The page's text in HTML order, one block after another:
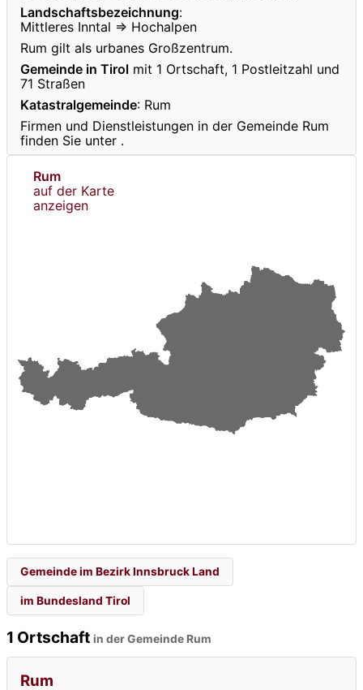
Landschaftsbezeichnung:
Mittleres Inntal ⇒ Hochalpen
Rum gilt als urbanes Großzentrum.
Gemeinde in Tirol mit 1 Ortschaft, 1 Postleitzahl und
71 Straßen
Katastralgemeinde: Rum
Firmen und Dienstleistungen in der Gemeinde Rum
finden Sie unter .
Rum
auf der Karte
anzeigen
Gemeinde im Bezirk Innsbruck Land
im Bundesland Tirol
1 Ortschaft in der Gemeinde Rum
Rum